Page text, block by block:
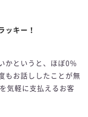
ッキー！
かというと、ほぼ0%
もお話ししたことが無
気軽に支払えるお客